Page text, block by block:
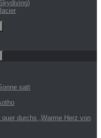
satt
durchs „Warme Herz von